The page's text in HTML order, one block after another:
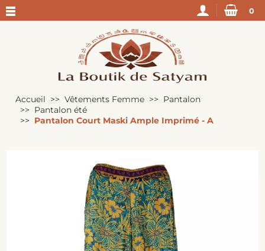
0
Accueil Vêtements Femme
Pantalon
Pantalon été
Pantalon Court Maski Ample Imprimé - A